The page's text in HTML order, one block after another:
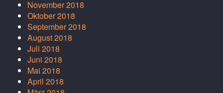
November 2018
Oktober 2018
September 2018
August 2018
Juli 2018
Juni 2018
Mai 2018
April 2018